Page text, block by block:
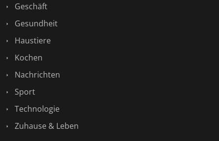
Geschäft
Gesundheit
Haustiere
Kochen
Nachrichten
Sport
Technologie
Zuhause & Leben